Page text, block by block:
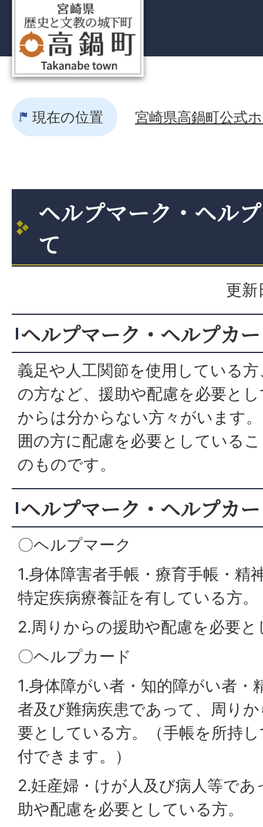
現在の位置 宮崎県高鍋町公式
ヘルプマーク・ヘル
て
更新
ヘルプマーク・ヘルプカ
義足や人工関節を使用している
の方など、援助や配慮を必要と
からは分からない方々がいます
囲の方に配慮を必要としている
のものです。
ヘルプマーク・ヘルプカ
〇ヘルプマーク
1.身体障害者手帳・療育手帳・精
特定疾病療養証を有している方。
2.周りからの援助や配慮を必要
〇ヘルプカード
1.身体障がい者・知的障がい者・
者及び難病疾患であって、周り
要としている方。（手帳を所持
付できます。）
2.妊産婦・けが人及び病人等で
助や配慮を必要としている方。